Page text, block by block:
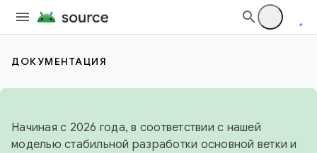
ДОКУМЕНТАЦИЯ
Начиная с 2026 года, в соответствии с нашей
моделью стабильной разработки основной ветки и